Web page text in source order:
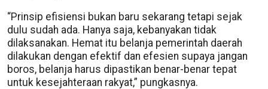
“Prinsip efisiensi bukan baru sekarang tetapi sejak
dulu sudah ada. Hanya saja, kebanyakan tidak
dilaksanakan. Hemat itu belanja pemerintah daerah
dilakukan dengan efektif dan efesien supaya jangan
boros, belanja harus dipastikan benar-benar tepat
untuk kesejahteraan rakyat,” pungkasnya.